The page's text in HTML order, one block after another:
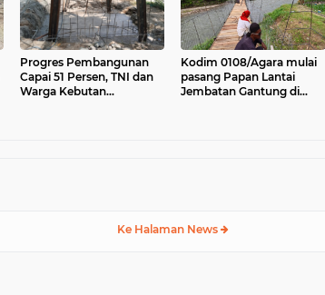
Progres Pembangunan
Capai 51 Persen, TNI dan
Warga Kebutan
Kodim 0108/Agara mulai
pasang Papan Lantai
Jembatan Gantung di
Ke Halaman News